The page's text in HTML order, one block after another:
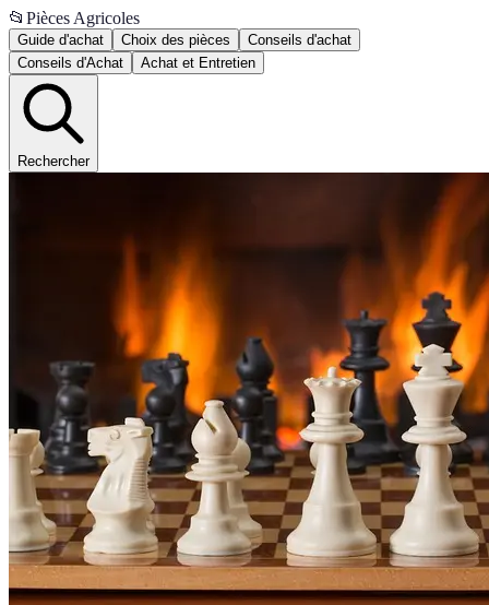
📂 Pièces Agricoles
Guide d'achat Choix des pièces
Conseils d'achat
Conseils d'Achat
Achat et Entretien
Rechercher